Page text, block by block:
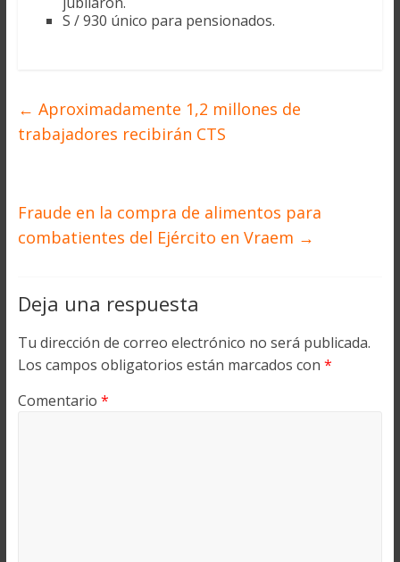
S / 930 único para pensionados.
← Aproximadamente 1,2 millones de
trabajadores recibirán CTS
Fraude en la compra de alimentos para
combatientes del Ejército en Vraem →
Deja una respuesta
Tu dirección de correo electrónico no será publicada.
Los campos obligatorios están marcados con *
Comentario *